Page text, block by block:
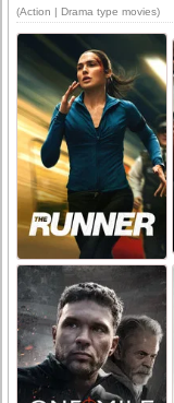
(Action | Drama type movies)